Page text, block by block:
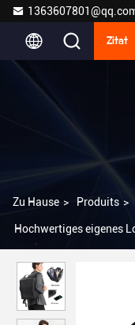
Zitat
Zu Hause > Produits >
Hochwertiges eigenes